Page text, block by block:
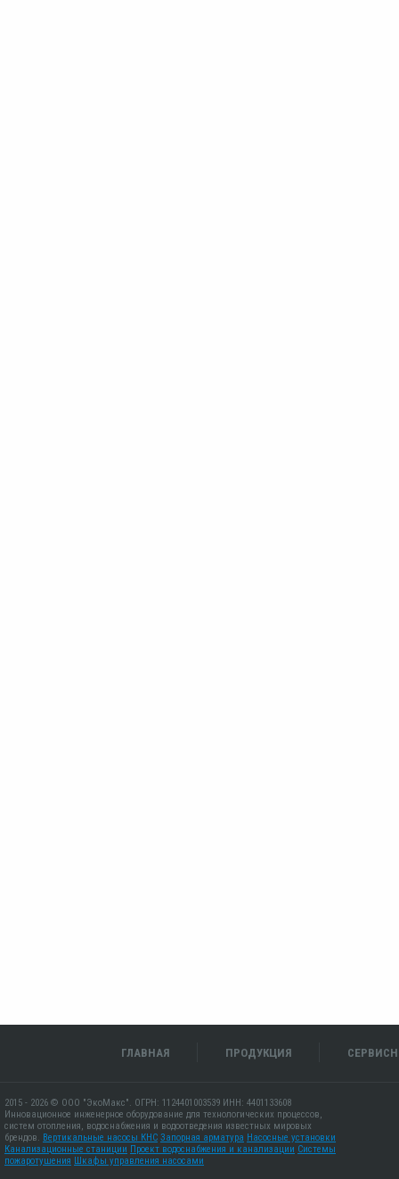
ГЛАВНАЯ ПРОДУКЦИЯ
2015 - 2026 © ООО "ЭкоМакс". ОГРН: 1124401003539 ИНН: 4401133608
Инновационное инженерное оборудование для технологических процессов,
систем отопления, водоснабжения и водоотведения известных мировых
брендов. Вертикальные насосы КНС Запорная арматура Насосные установки
Канализационные станиции Проект водоснабжения и канализации Системы
пожаротушения Шкафы управления насосами